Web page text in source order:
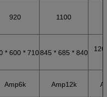
920 1100
* 600 * 710845 * 685 * 840
Amp6k Amp12k